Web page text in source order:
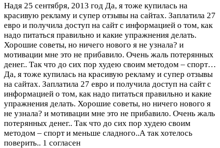
Надя 25 сентября, 2013 год Да, я тоже купилась на
красивую рекламу и супер отзывы на сайтах. Заплатила 27
евро и получила доступ на сайт с информацией о том, как
надо питаться правильно и какие упражнения делать.
Хорошие советы, но ничего нового я не узнала? и
мотивации мне это не прибавило. Очень жаль потерянных
денег.. Так что до сих пор худею своим методом – спорт…
Да, я тоже купилась на красивую рекламу и супер отзывы
на сайтах. Заплатила 27 евро и получила доступ на сайт с
информацией о том, как надо питаться правильно и какие
упражнения делать. Хорошие советы, но ничего нового я
не узнала? и мотивации мне это не прибавило. Очень жаль
потерянных денег.. Так что до сих пор худею своим
методом – спорт и меньше сладного..А так хотелось
поверить.. 1 согласен